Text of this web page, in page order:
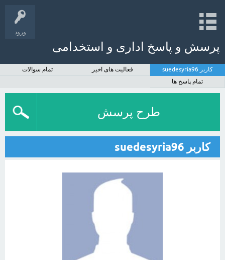
ورود
پرسش و پاسخ اداری و استخدامی
کاربر suedesyria96 فعالیت های اخیر
تمام سوالات
تمام پاسخ ها
طرح پرسش
کاربر suedesyria96